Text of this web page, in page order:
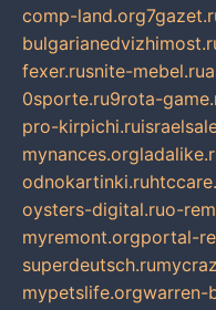
comp-land.org
fexer.rusnite-mebel.ru
0sporte.ru9rota-
pro-kirpichi.ru
mynances.org
odnokartinki.ru
oysters-digital.ruo-
myremont.orgportal-
superdeutsch.ru
mypetslife.orgwarren-